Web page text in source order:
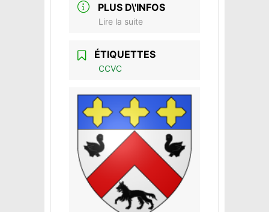
PLUS D\'INFOS
Lire la suite
ÉTIQUETTES
CCVC